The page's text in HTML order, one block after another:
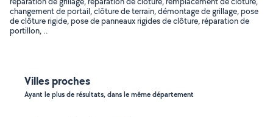
changement de portail, clôture de terrain, démontage de grillage, pose
de clôture rigide, pose de panneaux rigides de clôture, réparation de
portillon, ..
Villes proches
Ayant le plus de résultats, dans le même département